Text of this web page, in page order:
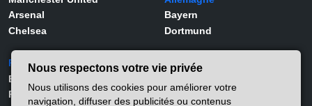
Arsenal
Chelsea
Bayern
Dortmund
Portugal
Benfica
Porto
Joueurs
Lamine Yamal
Nous respectons votre vie privée
Nous utilisons des cookies pour améliorer votre
navigation, diffuser des publicités ou contenus